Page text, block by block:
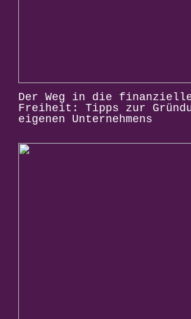
Der Weg in die
Freiheit: Tipps zur
eigenen Unternehmens